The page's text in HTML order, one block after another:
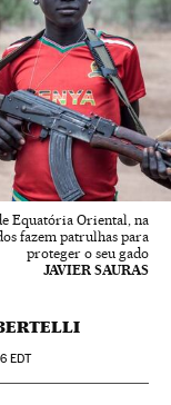
Equatória Oriental, na
fazem patrulhas para
proteger o seu gado
JAVIER SAURAS
EDT